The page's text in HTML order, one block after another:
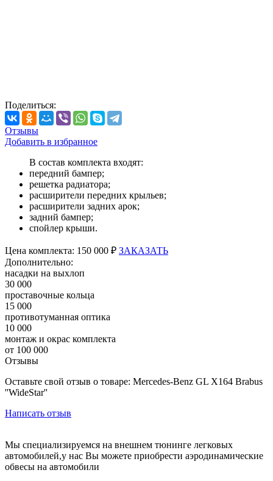
Поделиться:
Отзывы
Добавить в избранное
В состав комплекта входят:
передний бампер;
решетка радиатора;
расширители передних крыльев;
расширители задних арок;
задний бампер;
спойлер крыши.
Цена комплекта: 150 000 ₽ ЗАКАЗАТЬ
Дополнительно:
насадки на выхлоп
30 000
проставочные кольца
15 000
противотуманная оптика
10 000
монтаж и окрас комплекта
от 100 000
Отзывы
Оставьте свой отзыв о товаре: Mercedes-Benz GL X164 Brabus
''WideStar''
Написать отзыв
Мы специализируемся на внешнем тюнинге легковых
автомобилей,у нас Вы можете приобрести аэродинамические
обвесы на автомобили